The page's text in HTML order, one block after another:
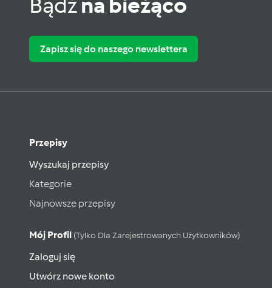
Zapisz się do naszego newslettera
Przepisy
Wyszukaj przepisy
Kategorie
Najnowsze przepisy
Mój Profil (tylko Dla Zarejestrowanych Użytkowników)
Zaloguj się
Utwórz nowe konto